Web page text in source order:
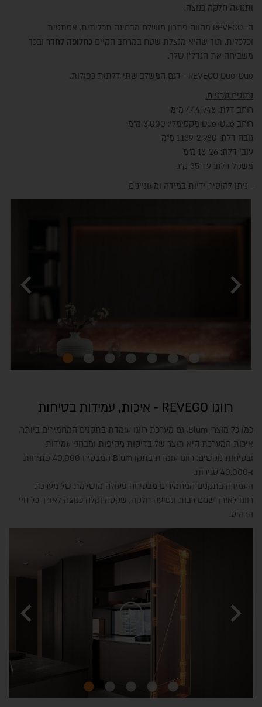
ותנועה חלקה כנוצה.
ה- REVEGO מהווה פתרון מושלם מבחינה תכליתית, אסתטית
וכלכלית, תוך שהיא מנצלת שטח במרחב הקיים כחלופה לחדר ובכך
משביחה את הנדל"ן שלך.
REVEGO Duo+Duo - דגם המשלב שתי דלתות כפולות.
נתונים טכניים:
רוחב דלת: 444-748 מ"מ
רוחב D
uo+Duo
מקסימלי: 3,000 מ"מ
גובה דלת: 1,139-2,980 מ"מ
עובי דלת: 18-26 מ"מ
משקל דלת: עד 35 ק"ג
- ניתן להוסיף ידיות במידה ומעוניינים
chevron_left chevron_right
רווגו REVEGO - איכות, עמידות בטיחות
כמו כל מוצרי Blum, גם מערכת רווגו עומדת בתקנים המחמירים ביותר.
איכות המערכת היא תוצר של בדיקות מקיפות ומבחני עמידות
ובטיחות נוקשים. רווגו עומדת בתקן Blum
המבטיח 40,000 פתיחות
ו-40,000 סגירות.
העמידה בתקנים המחמירים מבטיחה פעולה מושלמת של מערכת
רווגו לאורך שנים רבות ונסיעה חלקה, שקטה וקלה כנוצה לאורך כל חיי
הרהיט.
chevron_left chevron_right